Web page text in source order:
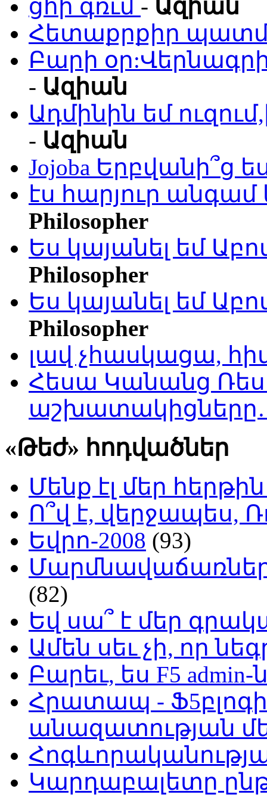
ցհի գռւմ - Ազիան
Հետաքրքիր
Բարի
- Ազիան
Ադմինին եմ
- Ազիան
Jojoba Երբվանի՞ց
էս հարյուր
Philosopher
Ես կայանել եմ
Philosopher
Ես կայանել եմ
Philosopher
լավ չհասկացա,
Հեսա Կանանց
«Թեժ» հոդվածներ
Մենք էլ մեր
Ո՞վ է, վերջապես,
Եվրո-2008 (93)
Մարմնավաճառներ
(82)
Եվ սա՞ է մեր
Ամեն սեւ չի, որ
Բարեւ, ես F5 admin-
Հրատապ -
անազատության
Կարդաբալետը